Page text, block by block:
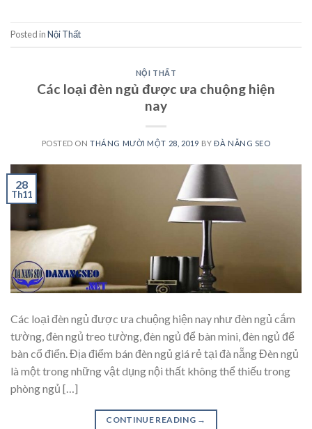
Posted inNội Thất
NỘI THẤT
Các loại đèn ngủ được ưa chuộng hiện
nay
POSTED ONTHÁNG MƯỜI MỘT 28, 2019 BYĐÀ NẴNG SEO
28
Th11
Các loại đèn ngủ được ưa chuộng hiện nay như đèn ngủ cắm
tường, đèn ngủ treo tường, đèn ngủ để bàn mini, đèn ngủ để
bàn cổ điển. Địa điểm bán đèn ngủ giá rẻ tại đà nẵng Đèn ngủ
là một trong những vật dụng nội thất không thể thiếu trong
phòng ngủ […]
CONTINUE READING →